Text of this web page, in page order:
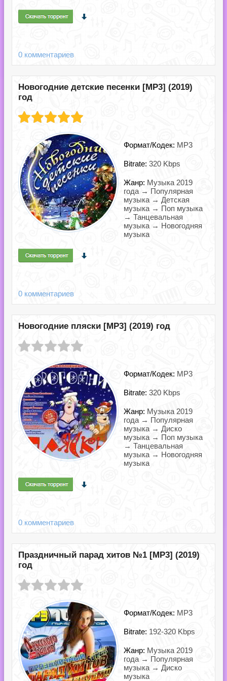
0 комментариев
Новогодние детские песенки [MP3] (2019)
год
Формат/Кодек: MP3
Bitrate: 320 Kbps
Жанр: Музыка 2019
года → Популярная
музыка → Детская
музыка → Поп музыка
→ Танцевальная
музыка → Новогодняя
музыка
0 комментариев
Новогодние пляски [MP3] (2019) год
Формат/Кодек: MP3
Bitrate: 320 Kbps
Жанр: Музыка 2019
года → Популярная
музыка → Диско
музыка → Поп музыка
→ Танцевальная
музыка → Новогодняя
музыка
0 комментариев
Праздничный парад хитов №1 [MP3] (2019)
год
Формат/Кодек: MP3
Bitrate: 192-320 Kbps
Жанр: Музыка 2019
года → Популярная
музыка → Диско
музыка